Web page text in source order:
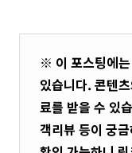
※ 이 포스팅에
있습니다. 콘텐
료를 받을 수 있
객리뷰 등이 궁